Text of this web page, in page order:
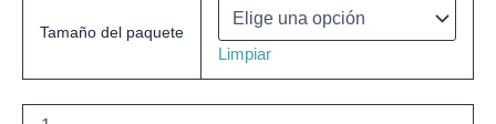
Tamaño del paquete
Limpiar